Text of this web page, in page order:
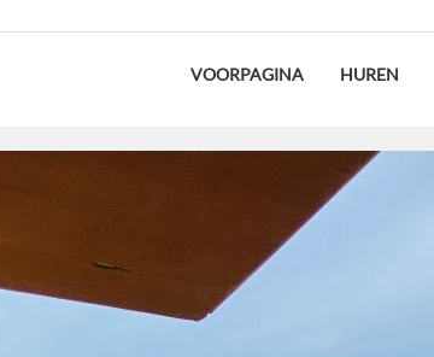
VOORPAGINA HUREN